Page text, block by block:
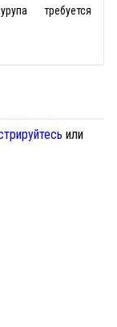
требуется
или